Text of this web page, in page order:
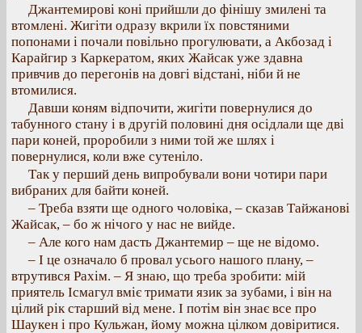
Джантемирові коні прийшли до фінішу змилені та
втомлені. Жигіти одразу вкрили їх повстяними
попонами і почали повільно прогулювати, а Акбозад і
Карайгир з Каркератом, яких Жайсак уже здавна
привчив до перегонів на довгі відстані, ніби й не
втомилися.
Давши коням відпочити, жигіти повернулися до
табунного стану і в другій половині дня осідлали ще дві
пари коней, проробили з ними той же шлях і
повернулися, коли вже сутеніло.
Так у перший день випробували вони чотири пари
вибраних для байти коней.
– Треба взяти ще одного чоловіка, – сказав Тайжанові
Жайсак, – бо ж нічого у нас не вийде.
– Але кого нам дасть Джантемир – ще не відомо.
– І це означало б провал усього нашого плану, –
втрутився Рахім. – Я знаю, що треба зробити: мій
приятель Ісмагул вміє тримати язик за зубами, і він на
цілий рік старший від мене. І потім він знає все про
Шаукен і про Кульжан, йому можна цілком довіритися.